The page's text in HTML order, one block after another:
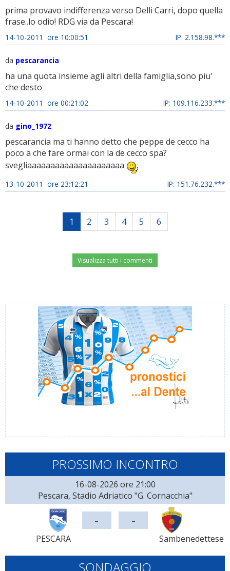
prima provavo indifferenza verso Delli Carri, dopo quella
frase..lo odio! RDG via da Pescara!
14-10-2011 ore 10:00:51 IP: 2.158.98.***
da pescarancia
ha una quota insieme agli altri della famiglia,sono piu'
che desto
14-10-2011 ore 00:21:02 IP: 109.116.233.***
da gino_1972
pescarancia ma ti hanno detto che peppe de cecco ha
poco a che fare ormai con la de cecco spa?
svegliaaaaaaaaaaaaaaaaaaaaa
13-10-2011 ore 23:12:21 IP: 151.76.232.***
1 2 3 4 5 6
Visualizza tutti i commenti
PROSSIMO INCONTRO
16-08-2026 ore 21:00
Pescara, Stadio Adriatico "G. Cornacchia"
PESCARA
- -
Sambenedettese
SONDAGGIO